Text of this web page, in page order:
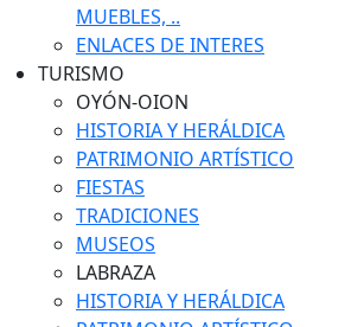
MUEBLES, ..
ENLACES DE INTERES
TURISMO
OYÓN-OION
HISTORIA Y HERÁLDICA
PATRIMONIO ARTÍSTICO
FIESTAS
TRADICIONES
MUSEOS
LABRAZA
HISTORIA Y HERÁLDICA